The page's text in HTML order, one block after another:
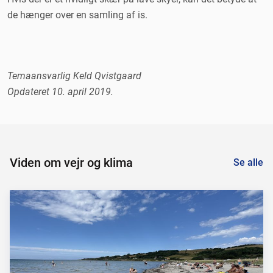
de hænger over en samling af is.
Temaansvarlig Keld Qvistgaard
Opdateret 10. april 2019.
Viden om vejr og klima Se alle